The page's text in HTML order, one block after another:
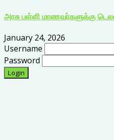
அரசு பள்ளி மாணவர்களுக்கு
January 24, 2026
Username
Password